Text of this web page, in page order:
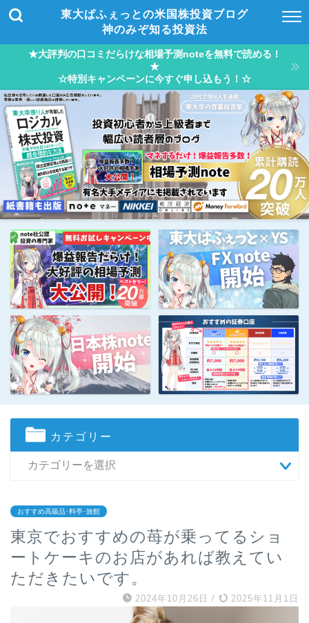
東大ぱふぇっとの米国株投資ブログ
神のみぞ知る投資法
★大評判の口コミだらけな相場予測noteを無料で読める！
★
☆特別キャンペーンに今すぐ申し込もう！☆
カテゴリー
おすすめ高級品･料亭･旅館
東京でおすすめの苺が乗ってるショ
ートケーキのお店があれば教えてい
ただきたいです。
2024年10月26日 / 2025年11月1日